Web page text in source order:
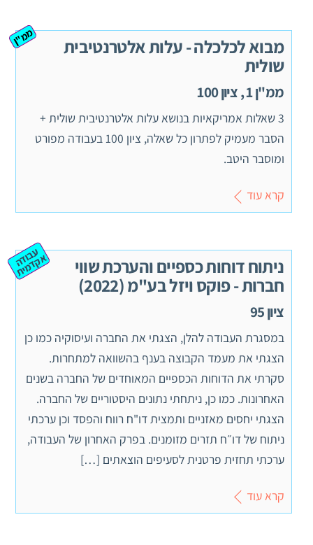
מבוא לכלכלה - עלות אלטרנטיבית
שולית
ממ"ן 1 , ציון 100
ממ"ן
3 שאלות אמריקאיות בנושא עלות אלטרנטיבית שולית +
הסבר מעמיק לפתרון כל שאלה, ציון 100 בעבודה מפורט
ומוסבר היטב.
קרא עוד
ניתוח דוחות כספיים והערכת שווי
חברות - פוקס ויזל בע"מ (2022)
ציון 95
ע
ב
וד
ה
א
ק
ד
מ
ית
במסגרת העבודה להלן, הצגתי את החברה ועיסוקיה כמו כן
הצגתי את מעמד הקבוצה בענף בהשוואה למתחרות.
סקרתי את הדוחות הכספיים המאוחדים של החברה בשנים
האחרונות. כמו כן, ניתחתי נתונים היסטוריים של החברה.
הצגתי יחסים מאזניים ותמצית דו"ח רווח והפסד וכן ערכתי
ניתוח של דו״ח תזרים מזומנים. בפרק האחרון של העבודה,
ערכתי תחזית פרטנית לסעיפים הוצאתים […]
קרא עוד